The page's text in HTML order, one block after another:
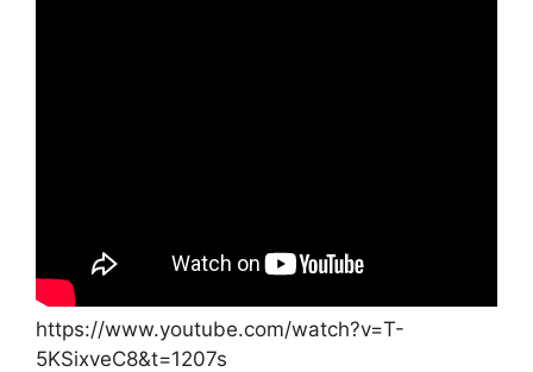
https://www.youtube.com/watch?v=T-
5KSixveC8&t=1207s